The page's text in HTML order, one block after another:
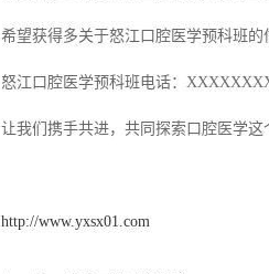
希望获得多关于怒江口腔医学预科班
怒江口腔医学预科班电话：
让我们携手共进，共同探索口腔医学
http://www.yxsx01.com